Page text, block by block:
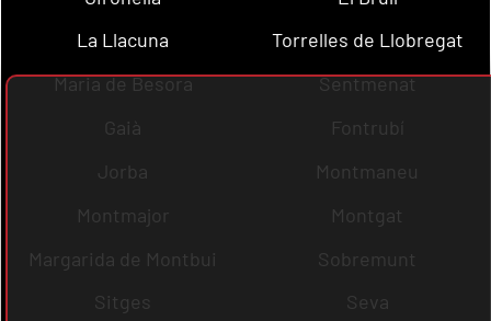
La Llacuna
Torrelles de Llobregat
Maria de Besora
Sentmenat
Gaià
Fontrubí
Jorba
Montmaneu
Montmajor
Montgat
Margarida de Montbui
Sobremunt
Sitges
Seva